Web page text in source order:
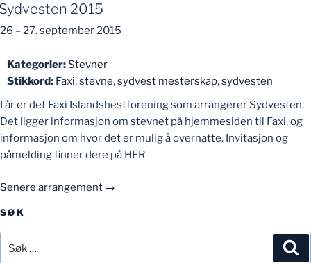
2015
26 –27. september 2015
Kategorier: Stevner
Stikkord: Faxi,stevne,sydvest mesterskap,sydvesten
I år er det Faxi Islandshestforening som arrangerer Sydvesten.
Det ligger informasjon om stevnet på hjemmesiden til Faxi, og
informasjon om hvor det er mulig å overnatte. Invitasjon og
påmelding finner dere på HER
Senere arrangement →
SØK
etter: